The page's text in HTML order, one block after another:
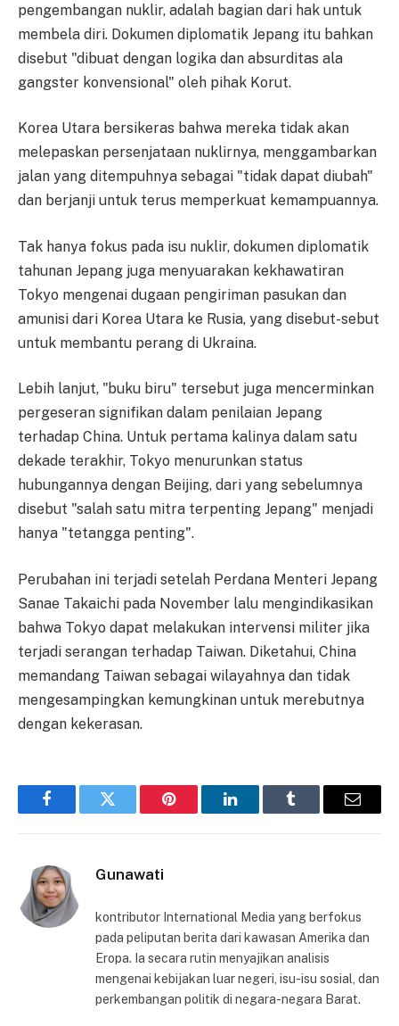
pengembangan nuklir, adalah bagian dari hak untuk
membela diri. Dokumen diplomatik Jepang itu bahkan
disebut "dibuat dengan logika dan absurditas ala
gangster konvensional" oleh pihak Korut.
Korea Utara bersikeras bahwa mereka tidak akan
melepaskan persenjataan nuklirnya, menggambarkan
jalan yang ditempuhnya sebagai "tidak dapat diubah"
dan berjanji untuk terus memperkuat kemampuannya.
Tak hanya fokus pada isu nuklir, dokumen diplomatik
tahunan Jepang juga menyuarakan kekhawatiran
Tokyo mengenai dugaan pengiriman pasukan dan
amunisi dari Korea Utara ke Rusia, yang disebut-sebut
untuk membantu perang di Ukraina.
Lebih lanjut, "buku biru" tersebut juga mencerminkan
pergeseran signifikan dalam penilaian Jepang
terhadap China. Untuk pertama kalinya dalam satu
dekade terakhir, Tokyo menurunkan status
hubungannya dengan Beijing, dari yang sebelumnya
disebut "salah satu mitra terpenting Jepang" menjadi
hanya "tetangga penting".
Perubahan ini terjadi setelah Perdana Menteri Jepang
Sanae Takaichi pada November lalu mengindikasikan
bahwa Tokyo dapat melakukan intervensi militer jika
terjadi serangan terhadap Taiwan. Diketahui, China
memandang Taiwan sebagai wilayahnya dan tidak
mengesampingkan kemungkinan untuk merebutnya
dengan kekerasan.
FacebookTwitter Pinterest LinkedInTumblr Email
Gunawati
kontributor International Media yang berfokus
pada peliputan berita dari kawasan Amerika dan
Eropa. Ia secara rutin menyajikan analisis
mengenai kebijakan luar negeri, isu-isu sosial, dan
perkembangan politik di negara-negara Barat.